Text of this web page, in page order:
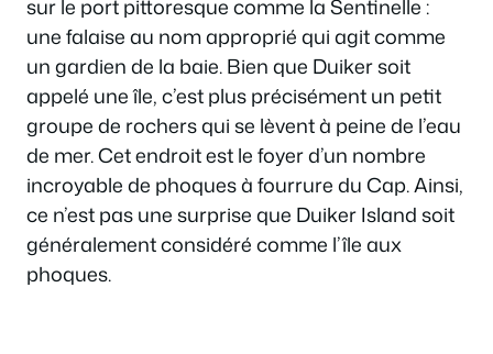
sur le port pittoresque comme la Sentinelle :
une falaise au nom approprié qui agit comme
un gardien de la baie. Bien que Duiker soit
appelé une île, c’est plus précisément un petit
groupe de rochers qui se lèvent à peine de l’eau
de mer. Cet endroit est le foyer d’un nombre
incroyable de phoques à fourrure du Cap. Ainsi,
ce n’est pas une surprise que Duiker Island soit
généralement considéré comme l’île aux
phoques.